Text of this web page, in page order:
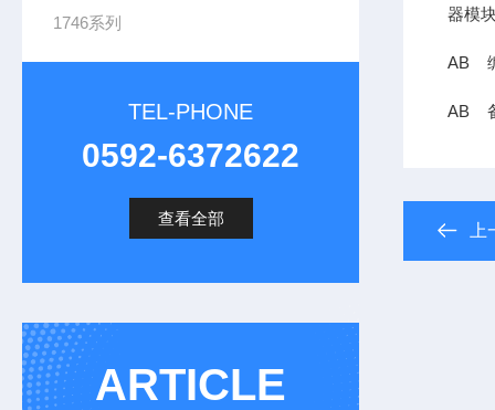
1746系列
TEL-PHONE
0592-6372622
查看全部
ARTICLE
器模
AB
AB